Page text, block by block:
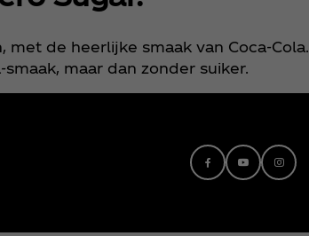
de heerlijke smaak van Coca‑Cola.
maar dan zonder suiker.